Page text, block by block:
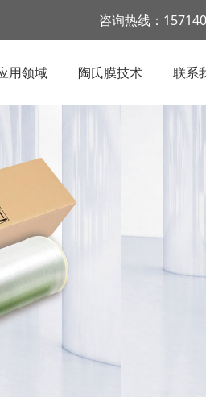
咨询热线：
用领域 陶氏膜技术 联系